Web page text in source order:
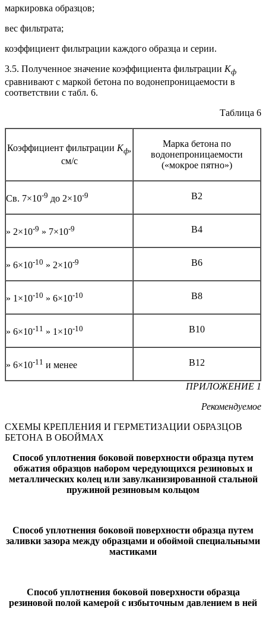
маркировка образцов;
вес фильтрата;
коэффициент фильтрации каждого образца и серии.
3.5. Полученное значение коэффициента фильтрации Кф
сравнивают с маркой бетона по водонепроницаемости в
соответствии с табл. 6.
Таблица 6
Коэффициент фильтрации Кф
см/с
Марка бетона по
водонепроницаемости
(«мокрое пятно»)
Св. 7×10-9 до 2×10-9 В2
» 2×10-9 » 7×10-9 В4
» 6×10-10 » 2×10-9 В6
» 1×10-10 » 6×10-10 В8
» 6×10-11 » 1×10-10 В10
» 6×10-11 и менее В12
ПРИЛОЖЕНИЕ 1
Рекомендуемое
СХЕМЫ КРЕПЛЕНИЯ И ГЕРМЕТИЗАЦИИ ОБРАЗЦОВ
БЕТОНА В ОБОЙМАХ
Способ уплотнения боковой поверхности образца путем
обжатия образцов набором чередующихся резиновых и
металлических колец или завулканизированной стальной
пружиной резиновым кольцом
Способ уплотнения боковой поверхности образца путем
заливки зазора между образцами и обоймой специальными
мастиками
Способ уплотнения боковой поверхности образца
резиновой полой камерой с избыточным давлением в ней